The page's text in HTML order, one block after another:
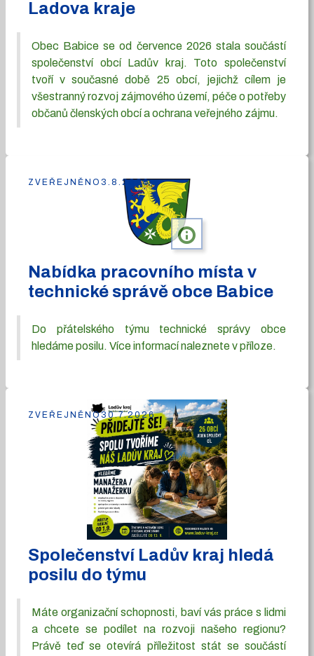
Ladova kraje
Obec Babice se od července 2026 stala součástí
společenství obcí Ladův kraj. Toto společenství
tvoří v současné době 25 obcí, jejichž cílem je
všestranný rozvoj zájmového území, péče o potřeby
občanů členských obcí a ochrana veřejného zájmu.
info
Nabídka pracovního místa v
technické správě obce Babice
Do přátelského týmu technické správy obce
hledáme posilu. Více informací naleznete v příloze.
ZVEŘEJNĚNO 3.8.2026
Společenství Ladův kraj hledá
posilu do týmu
Máte organizační schopnosti, baví vás práce s lidmi
a chcete se podílet na rozvoji našeho regionu?
Právě teď se otevírá příležitost stát se součástí
ZVEŘEJNĚNO30.7.2026